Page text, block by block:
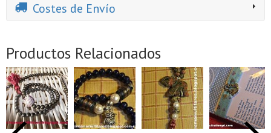
Costes de Envío
Productos Relacionados